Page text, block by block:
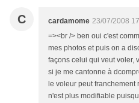
C cardamome 23/07/2008
=><br /> ben oui c'est
mes photos et puis on a
façons celui qui veut voler,
si je me cantonne à
le voleur peut
n'est plus modifiable